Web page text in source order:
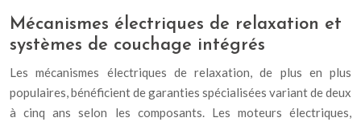
Mécanismes électriques de relaxation et
systèmes de couchage intégrés
Les mécanismes électriques de relaxation, de plus en plus
populaires, bénéficient de garanties spécialisées variant de deux
à cinq ans selon les composants. Les moteurs électriques,